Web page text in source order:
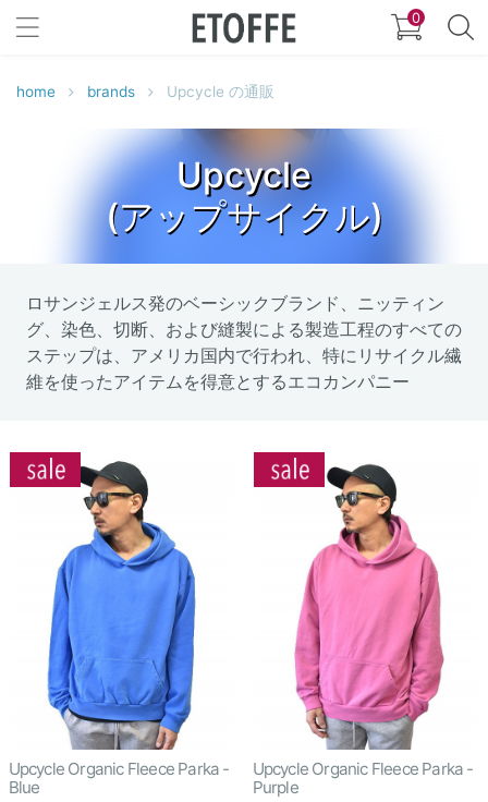
0
home brands Upcycle の通販
Upcycle
(アップサイクル)
ロサンジェルス発のベーシックブランド、ニッティン
グ、染色、切断、および縫製による製造工程のすべての
ステップは、アメリカ国内で行われ、特にリサイクル繊
維を使ったアイテムを得意とするエコカンパニー
Upcycle Organic Fleece Parka -
Blue
Upcycle Organic Fleece Parka -
Purple